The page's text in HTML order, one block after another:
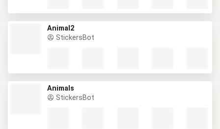
Animal2
StickersBot
Animals
StickersBot